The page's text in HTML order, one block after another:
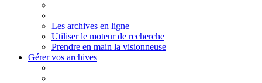
Les archives en ligne
Utiliser le moteur de recherche
Prendre en main la visionneuse
Gérer vos archives